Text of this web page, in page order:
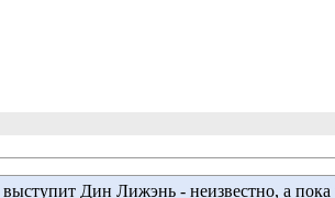
Дин Лижэнь - неизвестно, а пока